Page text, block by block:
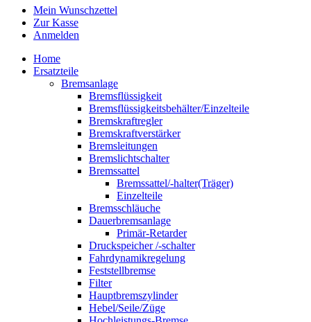
Mein Wunschzettel
Zur Kasse
Anmelden
Home
Ersatzteile
Bremsanlage
Bremsflüssigkeit
Bremsflüssigkeitsbehälter/Einzelteile
Bremskraftregler
Bremskraftverstärker
Bremsleitungen
Bremslichtschalter
Bremssattel
Bremssattel/-halter(Träger)
Einzelteile
Bremsschläuche
Dauerbremsanlage
Primär-Retarder
Druckspeicher /-schalter
Fahrdynamikregelung
Feststellbremse
Filter
Hauptbremszylinder
Hebel/Seile/Züge